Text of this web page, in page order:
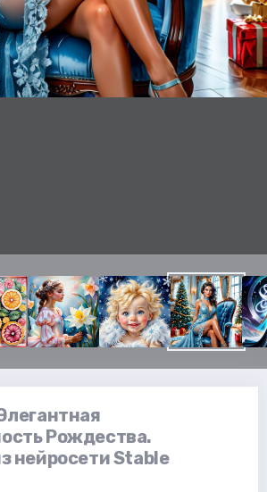
Рождества.
нейросети Stable